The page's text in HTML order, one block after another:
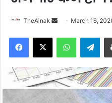
TheAinak
Send
email
March 16,
WhatsApp